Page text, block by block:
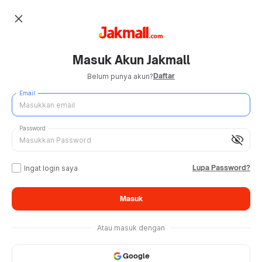
close
Masuk Akun Jakmall
Belum punya akun?Daftar
Email
visibility_off
Password
Ingat login saya Lupa Password?
Masuk
Atau masuk dengan
Google